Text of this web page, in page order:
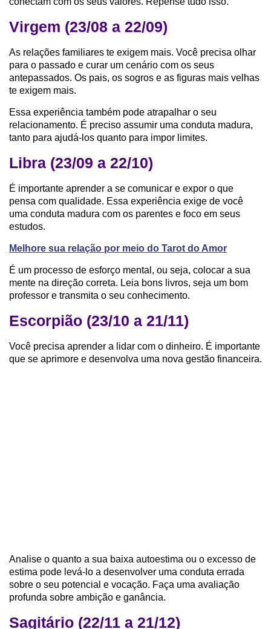
Virgem (23/08 a 22/09)
As relações familiares te exigem mais. Você precisa olhar
para o passado e curar um cenário com os seus
antepassados. Os pais, os sogros e as figuras mais velhas
te exigem mais.
Essa experiência também pode atrapalhar o seu
relacionamento. É preciso assumir uma conduta madura,
tanto para ajudá-los quanto para impor limites.
Libra (23/09 a 22/10)
É importante aprender a se comunicar e expor o que
pensa com qualidade. Essa experiência exige de você
uma conduta madura com os parentes e foco em seus
estudos.
Melhore sua relação por meio do Tarot do Amor
É um processo de esforço mental, ou seja, colocar a sua
mente na direção correta. Leia bons livros, seja um bom
professor e transmita o seu conhecimento.
Escorpião (23/10 a 21/11)
Você precisa aprender a lidar com o dinheiro. É importante
que se aprimore e desenvolva uma nova gestão financeira.
Analise o quanto a sua baixa autoestima ou o excesso de
estima pode levá-lo a desenvolver uma conduta errada
sobre o seu potencial e vocação. Faça uma avaliação
profunda sobre ambição e ganância.
Sagitário (22/11 a 21/12)